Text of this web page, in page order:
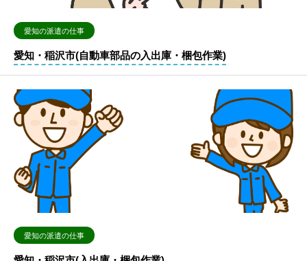
愛知の派遣の仕事
愛知・稲沢市(自動車部品の入出庫・梱包作業)
愛知の派遣の仕事